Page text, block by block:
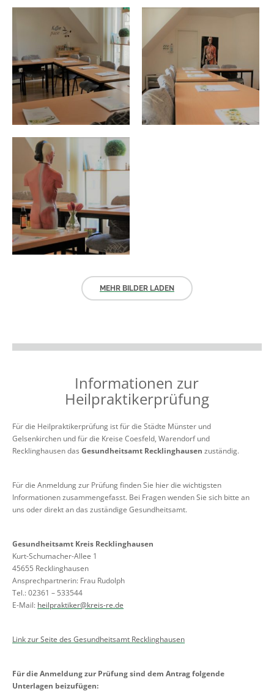
MEHR BILDER LADEN
Informationen zur
Heilpraktikerprüfung
Für die Heilpraktikerprüfung ist für die Städte Münster und
Gelsenkirchen und für die Kreise Coesfeld, Warendorf und
Recklinghausen dasGesundheitsamt Recklinghausen zuständig.
Für die Anmeldung zur Prüfung finden Sie hier die wichtigsten
Informationen zusammengefasst. Bei Fragen wenden Sie sich bitte an
uns oder direkt an das zuständige Gesundheitsamt.
Gesundheitsamt Kreis Recklinghausen
Kurt-Schumacher-Allee 1
45655 Recklinghausen
Ansprechpartnerin: Frau Rudolph
Tel.: 02361 – 533544
E-Mail: heilpraktiker@kreis-re.de
Link zur Seite des Gesundheitsamt Recklinghausen
Für die Anmeldung zur Prüfung sind dem Antrag folgende
Unterlagen beizufügen: